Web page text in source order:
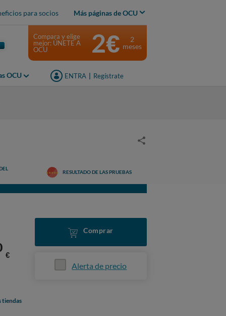
para socios Más páginas de OCU
OCU ENTRA Regístrate
Compara y elige
mejor: ÚNETE A
OCU
2€
2
meses
RESULTADO DE LAS PRUEBAS
€
Comprar
Alerta de precio
tiendas